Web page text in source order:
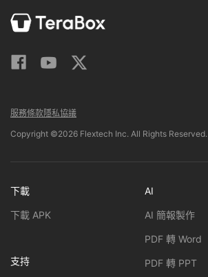
服務條款隱私協議
Copyright ©2026 Flextech Inc. All Rights Reserved.
下載
下載 APK
支持
AI
AI 簡報製作
PDF 轉 Word
PDF 轉 PPT